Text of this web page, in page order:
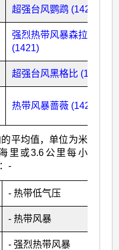
超强台风鹦鹉 (1420)
强烈热带风暴森拉克
(1421)
超强台风黑格比 (1422)
热带风暴蔷薇 (1423)
平均值，单位为米
里或3.6公里每小
-
- 热带低气压
- 热带风暴
- 强烈热带风暴